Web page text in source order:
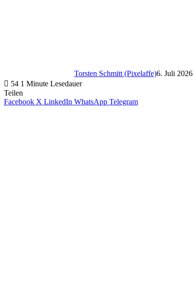
Torsten Schmitt (Pixelaffe)6. Juli 2026
54 1 Minute Lesedauer
Teilen
Facebook X LinkedIn WhatsApp Telegram